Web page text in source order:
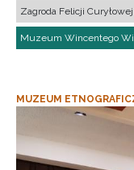
Zagroda Felicji
Muzeum Wincentego
MUZEUM